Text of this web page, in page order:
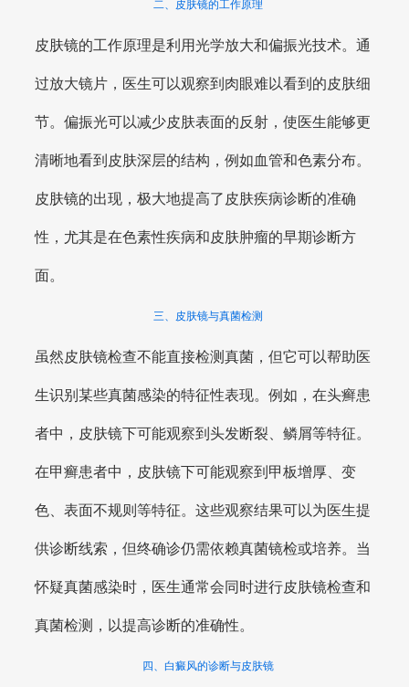
二、皮肤镜的工作原理
皮肤镜的工作原理是利用光学放大和偏振光技术。通
过放大镜片，医生可以观察到肉眼难以看到的皮肤细
节。偏振光可以减少皮肤表面的反射，使医生能够更
清晰地看到皮肤深层的结构，例如血管和色素分布。
皮肤镜的出现，极大地提高了皮肤疾病诊断的准确
性，尤其是在色素性疾病和皮肤肿瘤的早期诊断方
面。
三、皮肤镜与真菌检测
虽然皮肤镜检查不能直接检测真菌，但它可以帮助医
生识别某些真菌感染的特征性表现。例如，在头癣患
者中，皮肤镜下可能观察到头发断裂、鳞屑等特征。
在甲癣患者中，皮肤镜下可能观察到甲板增厚、变
色、表面不规则等特征。这些观察结果可以为医生提
供诊断线索，但终确诊仍需依赖真菌镜检或培养。当
怀疑真菌感染时，医生通常会同时进行皮肤镜检查和
真菌检测，以提高诊断的准确性。
四、白癜风的诊断与皮肤镜